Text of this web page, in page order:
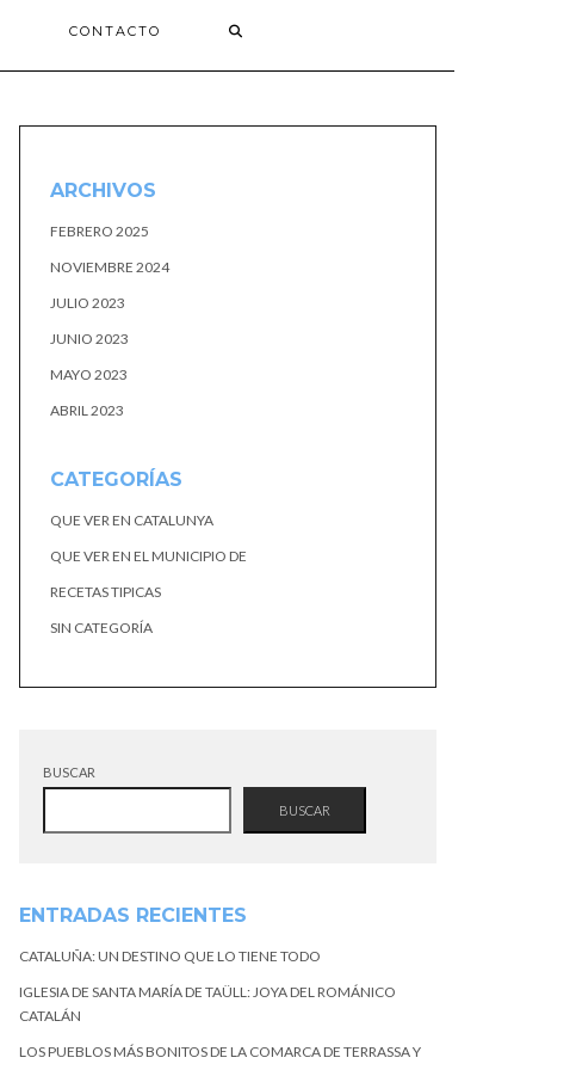
CONTACTO
ARCHIVOS
FEBRERO 2025
NOVIEMBRE 2024
JULIO 2023
JUNIO 2023
MAYO 2023
ABRIL 2023
CATEGORÍAS
QUE VER EN CATALUNYA
QUE VER EN EL MUNICIPIO DE
RECETAS TIPICAS
SIN CATEGORÍA
BUSCAR
BUSCAR
ENTRADAS RECIENTES
CATALUÑA: UN DESTINO QUE LO TIENE TODO
IGLESIA DE SANTA MARÍA DE TAÜLL: JOYA DEL ROMÁNICO
CATALÁN
LOS PUEBLOS MÁS BONITOS DE LA COMARCA DE TERRASSA Y